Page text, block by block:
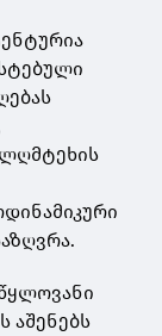
აშენებს